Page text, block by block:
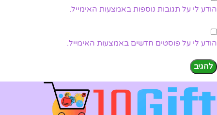
הודע לי על תגובות נוספות באמצעות האימייל.
הודע לי על פוסטים חדשים באמצעות האימייל.